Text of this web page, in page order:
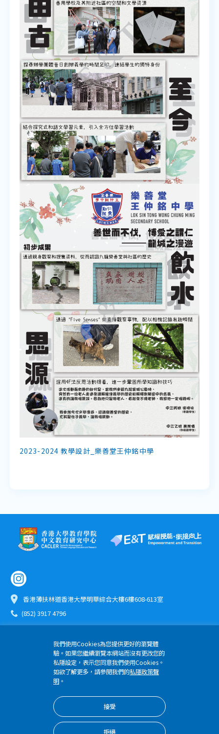
我們使用Cookies為您提供更好的瀏覽體
驗。如果您繼續瀏覽本網站而沒有更改您的
私隱設定，表示您同意我們使用Cookies。
如欲了解更多，請參閱我們的私隱政策聲
明 。
拒絕
接受
2023-2024 教學設計_樂善堂王仲銘中學
香港薄扶林道香港大學明華綜合大樓6樓608-613室
(852) 3917 4796
版權所有 © 2024 優質教育基金 香港大學教育學院